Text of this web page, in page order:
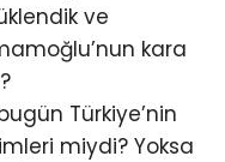
ve
kara
Türkiye’nin
miydi? Yoksa